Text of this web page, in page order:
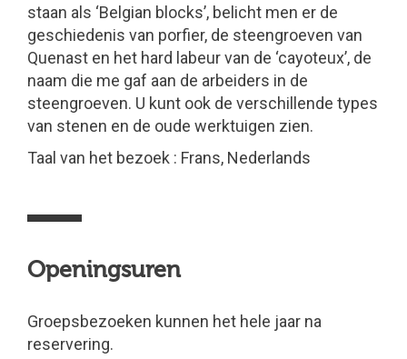
staan als ‘Belgian blocks’, belicht men er de
geschiedenis van porfier, de steengroeven van
Quenast en het hard labeur van de ‘cayoteux’, de
naam die me gaf aan de arbeiders in de
steengroeven. U kunt ook de verschillende types
van stenen en de oude werktuigen zien.
Taal van het bezoek : Frans, Nederlands
Openingsuren
Groepsbezoeken kunnen het hele jaar na
reservering.